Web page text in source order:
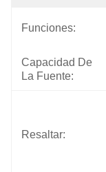
Funciones:
Capacidad De
La Fuente:
Resaltar: